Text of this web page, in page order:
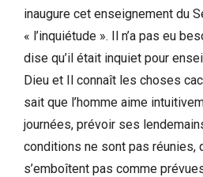
inaugure cet enseignement du
« l’inquiétude ». Il n’a pas eu
dise qu’il était inquiet pour
Dieu et Il connaît les choses
sait que l’homme aime
journées, prévoir ses
conditions ne sont pas réunies,
s’emboîtent pas comme